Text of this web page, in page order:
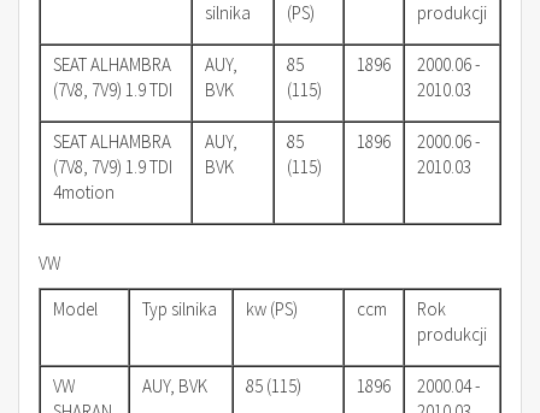
silnika
(PS)
produkcji
SEAT ALHAMBRA
(7V8, 7V9) 1.9 TDI
AUY,
BVK
85
(115)
1896
2000.06 -
2010.03
SEAT ALHAMBRA
(7V8, 7V9) 1.9 TDI
4motion
AUY,
BVK
85
(115)
1896
2000.06 -
2010.03
VW
Model
Typ silnika kw (PS) ccm
Rok
produkcji
VW
AUY, BVK 85 (115) 1896
2000.04 -